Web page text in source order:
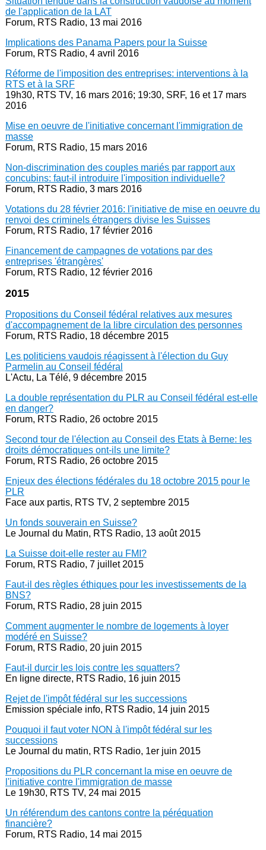
de l'application de la LAT
Forum, RTS Radio, 13 mai 2016
Implications des Panama Papers pour la Suisse
Forum, RTS Radio, 4 avril 2016
Réforme de l'imposition des entreprises: interventions à la
RTS et à la SRF
19h30, RTS TV, 16 mars 2016; 19:30, SRF, 16 et 17 mars
2016
Mise en oeuvre de l'initiative concernant l'immigration de
masse
Forum, RTS Radio, 15 mars 2016
Non-discrimination des couples mariés par rapport aux
concubins: faut-il introduire l'imposition individuelle?
Forum, RTS Radio, 3 mars 2016
Votations du 28 février 2016: l'initiative de mise en oeuvre du
renvoi des criminels étrangers divise les Suisses
Forum, RTS Radio, 17 février 2016
Financement de campagnes de votations par des
entreprises 'étrangères'
Forum, RTS Radio, 12 février 2016
2015
Propositions du Conseil fédéral relatives aux mesures
d'accompagnement de la libre circulation des personnes
Forum, RTS Radio, 18 décembre 2015
Les politiciens vaudois réagissent à l'élection du Guy
Parmelin au Conseil fédéral
L'Actu, La Télé, 9 décembre 2015
La double représentation du PLR au Conseil fédéral est-elle
en danger?
Forum, RTS Radio, 26 octobre 2015
Second tour de l'élection au Conseil des Etats à Berne: les
droits démocratiques ont-ils une limite?
Forum, RTS Radio, 26 octobre 2015
Enjeux des élections fédérales du 18 octobre 2015 pour le
PLR
Face aux partis, RTS TV, 2 septembre 2015
Un fonds souverain en Suisse?
Le Journal du Matin, RTS Radio, 13 août 2015
La Suisse doit-elle rester au FMI?
Forum, RTS Radio, 7 juillet 2015
Faut-il des règles éthiques pour les investissements de la
BNS?
Forum, RTS Radio, 28 juin 2015
Comment augmenter le nombre de logements à loyer
modéré en Suisse?
Forum, RTS Radio, 20 juin 2015
Faut-il durcir les lois contre les squatters?
En ligne directe, RTS Radio, 16 juin 2015
Rejet de l'impôt fédéral sur les successions
Emission spéciale info, RTS Radio, 14 juin 2015
Pouquoi il faut voter NON à l'impôt fédéral sur les
successions
Le Journal du matin, RTS Radio, 1er juin 2015
Propositions du PLR concernant la mise en oeuvre de
l'initiative contre l'immigration de masse
Le 19h30, RTS TV, 24 mai 2015
Un référendum des cantons contre la péréquation
financière?
Forum, RTS Radio, 14 mai 2015